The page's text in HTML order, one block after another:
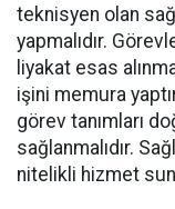
teknisyen olan
yapmalıdır.
liyakat esas
işini memura
görev tanımları
sağlanmalıdır.
nitelikli hizmet